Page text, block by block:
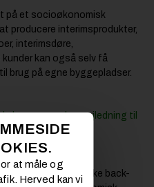
på et socioøkonomisk
producere interimsprodukter,
interimsdøre,
kan også selv få
brug på egne byggepladser.
bygges med en vejledning til
har skabt en take back-
at måle og
Herved kan vi